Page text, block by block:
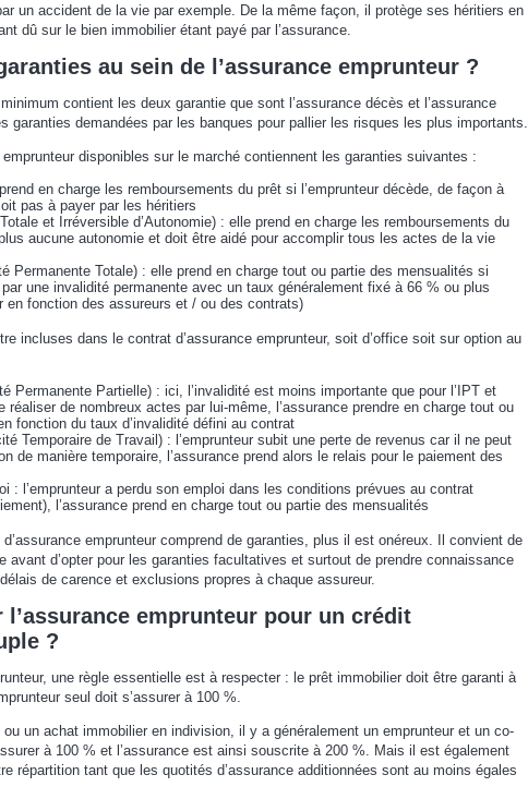
un accident de la vie par exemple. De la même façon, il protège ses héritiers en
dû sur le bien immobilier étant payé par l’assurance.
au sein de l’assurance emprunteur ?
contient les deux garantie que sont l’assurance décès et l’assurance
garanties demandées par les banques pour pallier les risques les plus importants.
disponibles sur le marché contiennent les garanties suivantes :
en charge les remboursements du prêt si l’emprunteur décède, de façon à
pas à payer par les héritiers
et Irréversible d’Autonomie) : elle prend en charge les remboursements du
aucune autonomie et doit être aidé pour accomplir tous les actes de la vie
Permanente Totale) : elle prend en charge tout ou partie des mensualités si
par une invalidité permanente avec un taux généralement fixé à 66 % ou plus
en fonction des assureurs et / ou des contrats)
incluses dans le contrat d’assurance emprunteur, soit d’office soit sur option au
Permanente Partielle) : ici, l’invalidité est moins importante que pour l’IPT et
réaliser de nombreux actes par lui-même, l’assurance prendre en charge tout ou
fonction du taux d’invalidité défini au contrat
Temporaire de Travail) : l’emprunteur subit une perte de revenus car il ne peut
de manière temporaire, l’assurance prend alors le relais pour le paiement des
: l’emprunteur a perdu son emploi dans les conditions prévues au contrat
l’assurance prend en charge tout ou partie des mensualités
emprunteur comprend de garanties, plus il est onéreux. Il convient de
avant d’opter pour les garanties facultatives et surtout de prendre connaissance
de carence et exclusions propres à chaque assureur.
emprunteur pour un crédit
?
une règle essentielle est à respecter : le prêt immobilier doit être garanti à
seul doit s’assurer à 100 %.
un achat immobilier en indivision, il y a généralement un emprunteur et un co-
à 100 % et l’assurance est ainsi souscrite à 200 %. Mais il est également
répartition tant que les quotités d’assurance additionnées sont au moins égales